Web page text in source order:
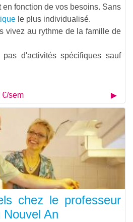
fonction de vos besoins. Sans
le plus individualisé.
vivez au rythme de la famille de
d'activités spécifiques sauf
€/sem
chez le professeur
Nouvel An